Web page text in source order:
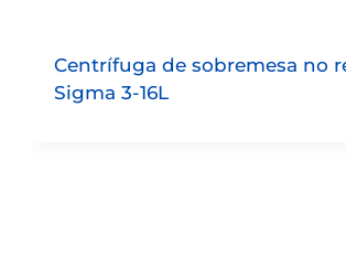
Centrífuga de sobremesa no
Sigma 3-16L